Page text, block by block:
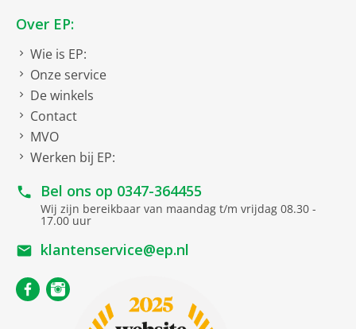
Over EP:
Wie is EP:
Onze service
De winkels
Contact
MVO
Werken bij EP:
Bel ons op 0347-364455
Wij zijn bereikbaar van maandag t/m vrijdag 08.30 -
17.00 uur
klantenservice@ep.nl